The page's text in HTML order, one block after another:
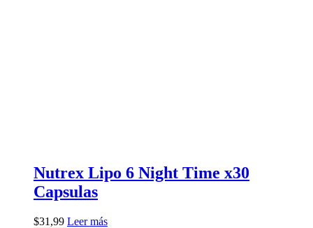
Nutrex Lipo 6 Night Time x30
Capsulas
$31,99 Leer más